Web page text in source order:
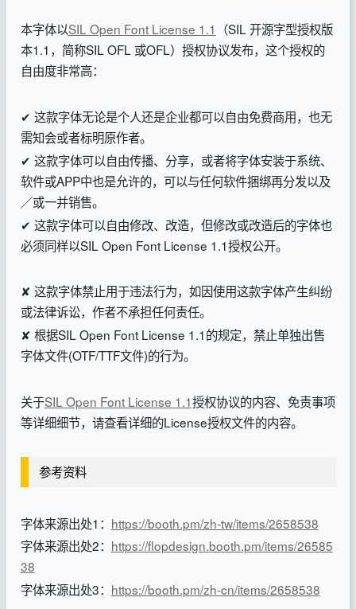
本字体以SIL Open Font License 1.1 （SIL 开源字型授权版
本1.1，简称SIL OFL 或OFL）授权协议发布，这个授权的
自由度非常高：
✔ 这款字体无论是个人还是企业都可以自由免费商用，也无
需知会或者标明原作者。
✔ 这款字体可以自由传播、分享，或者将字体安装于系统、
软件或APP中也是允许的，可以与任何软件捆绑再分发以及
／或一并销售。
✔ 这款字体可以自由修改、改造，但修改或改造后的字体也
必须同样以SIL Open Font License 1.1授权公开。
✘ 这款字体禁止用于违法行为，如因使用这款字体产生纠纷
或法律诉讼，作者不承担任何责任。
✘ 根据SIL Open Font License 1.1的规定，禁止单独出售
字体文件(OTF/TTF文件)的行为。
关于SIL Open Font License 1.1授权协议的内容、免责事项
等详细细节，请查看详细的License授权文件的内容。
参考资料
字体来源出处1： https://booth.pm/zh-tw/items/2658538
字体来源出处2： https://flopdesign.booth.pm/items/26585
38
字体来源出处3： https://booth.pm/zh-cn/items/2658538